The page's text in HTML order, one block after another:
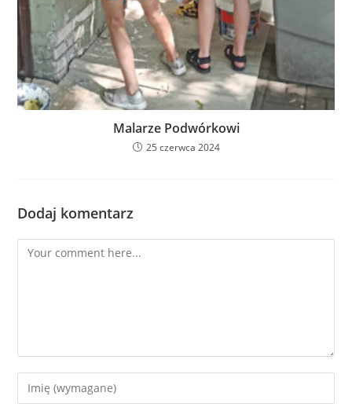
Malarze Podwórkowi
25 czerwca 2024
Dodaj komentarz